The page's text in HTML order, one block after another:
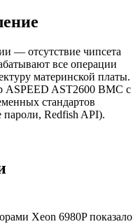
— отсутствие чипсета
все операции
материнской платы.
ASPEED AST2600 BMC с
стандартов
пароли, Redfish API).
Xeon 6980P показало